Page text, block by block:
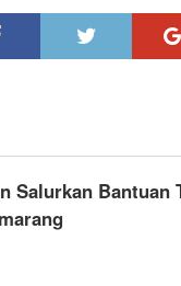
Salurkan Bantuan